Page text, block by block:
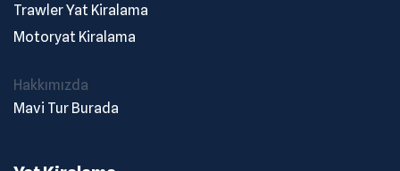
Trawler Yat Kiralama
Motoryat Kiralama
Hakkımızda
Mavi Tur Burada